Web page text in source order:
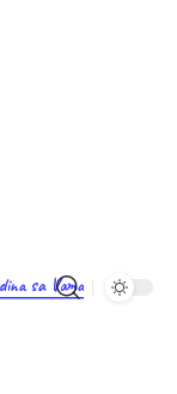
sa Vama